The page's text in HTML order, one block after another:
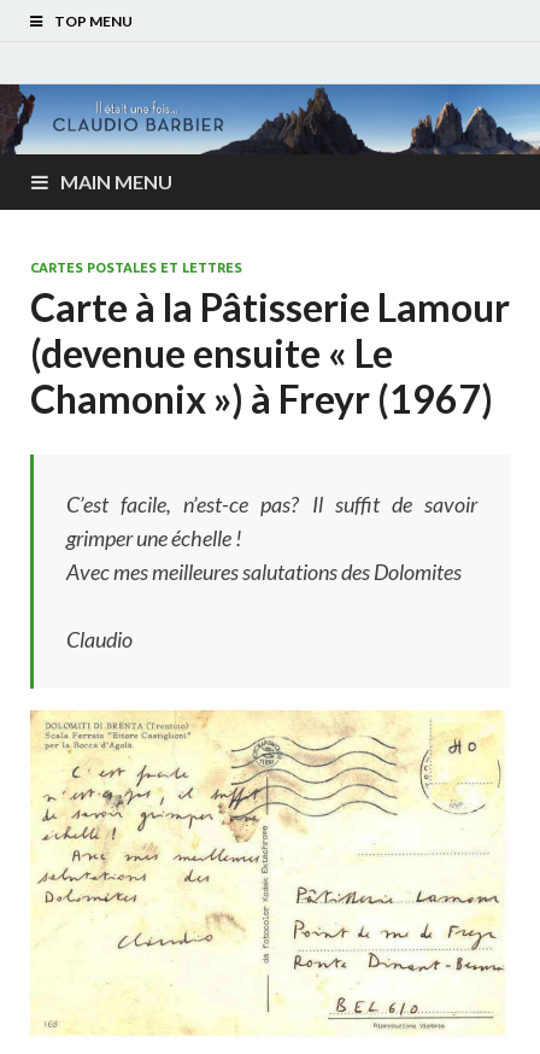
TOP MENU
MAIN MENU
CARTES POSTALES ET LETTRES
Carte à la Pâtisserie Lamour
(devenue ensuite « Le
Chamonix ») à Freyr (1967)
C’est facile, n’est-ce pas? Il suffit de savoir
grimper une échelle !
Avec mes meilleures salutations des Dolomites
Claudio